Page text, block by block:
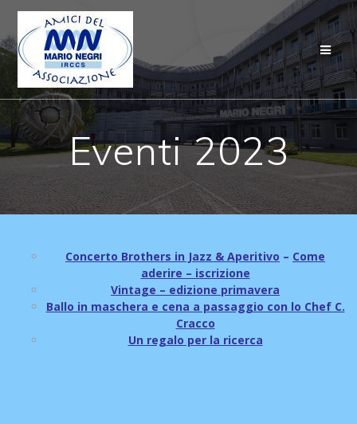
Eventi 2023
Concerto Brothers in Jazz & Aperitivo – Come
aderire – iscrizione
Vintage – edizione primavera
Ballo in maschera e cena a passaggio con lo Chef C.
Cracco
Un regalo per la ricerca